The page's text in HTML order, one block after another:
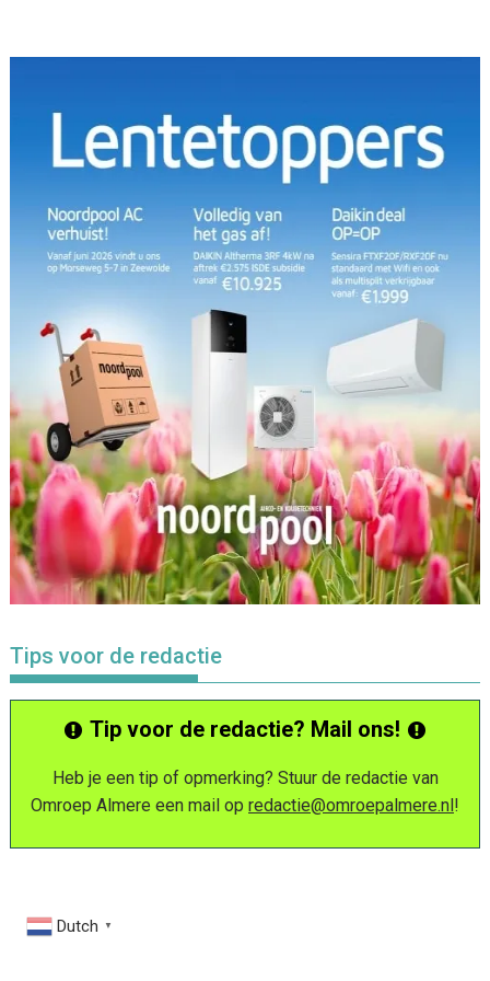
Tips voor de redactie
Tip voor de redactie? Mail ons!
Heb je een tip of opmerking? Stuur de redactie van
Omroep Almere een mail op redactie@omroepalmere.nl!
Dutch ▼